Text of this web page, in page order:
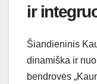
ir
Šiandieninis
dinamiška ir
bendrovės